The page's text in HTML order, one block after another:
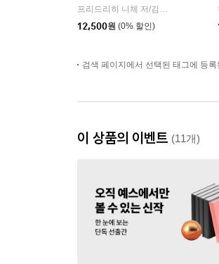
프리드리히 니체 저/김철 편역
12,500원 (0% 할인)
검색 페이지에서 선택된 태그에 등
이 상품의 이벤트 (11개)